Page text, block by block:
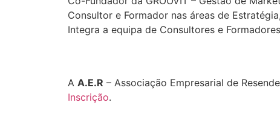
Consultor e Formador nas áreas de
Integra a equipa de Consultores e
A A.E.R – Associação Empresarial de Resende
Inscrição.